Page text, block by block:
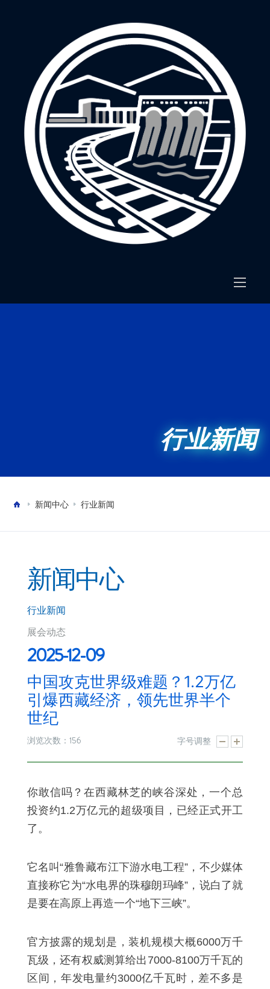
行业新闻
新闻中心 行业新闻
新闻中心
行业新闻
展会动态
2025-12-09
中国攻克世界级难题？1.2万亿
引爆西藏经济，领先世界半个
世纪
浏览次数： 156 字号调整
你敢信吗？在西藏林芝的峡谷深处，一个总
投资约1.2万亿元的超级项目，已经正式开工
了。
它名叫“雅鲁藏布江下游水电工程”，不少媒体
直接称它为“水电界的珠穆朗玛峰”，说白了就
是要在高原上再造一个“地下三峡”。
官方披露的规划是，装机规模大概6000万千
瓦级，还有权威测算给出7000-8100万千瓦的
区间，年发电量约3000亿千瓦时，差不多是